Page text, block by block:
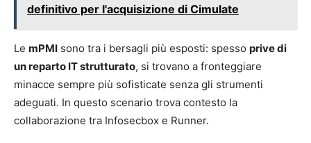
definitivo per l'acquisizione di Cimulate
Le mPMI sono tra i bersagli più esposti: spesso prive di
un reparto IT strutturato, si trovano a fronteggiare
minacce sempre più sofisticate senza gli strumenti
adeguati. In questo scenario trova contesto la
collaborazione tra Infosecbox e Runner.